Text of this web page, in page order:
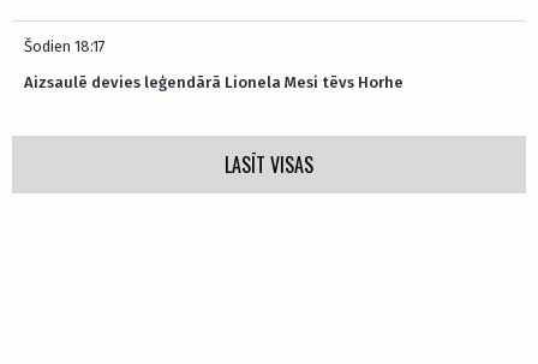
Šodien 18:17
Aizsaulē devies leģendārā Lionela Mesi tēvs Horhe
LASĪT VISAS